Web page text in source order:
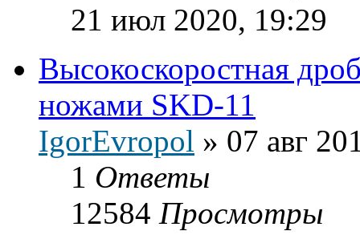
21 июл 2020, 19:29
Высокоскоростная
ножами SKD-11
IgorEvropol » 07 авг
1 Ответы
12584 Просмотры